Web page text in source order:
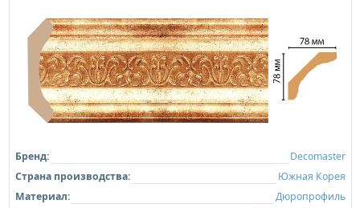
Бренд:
Decomaster
Страна производства:
Южная Корея
Материал:
Дюропрофиль